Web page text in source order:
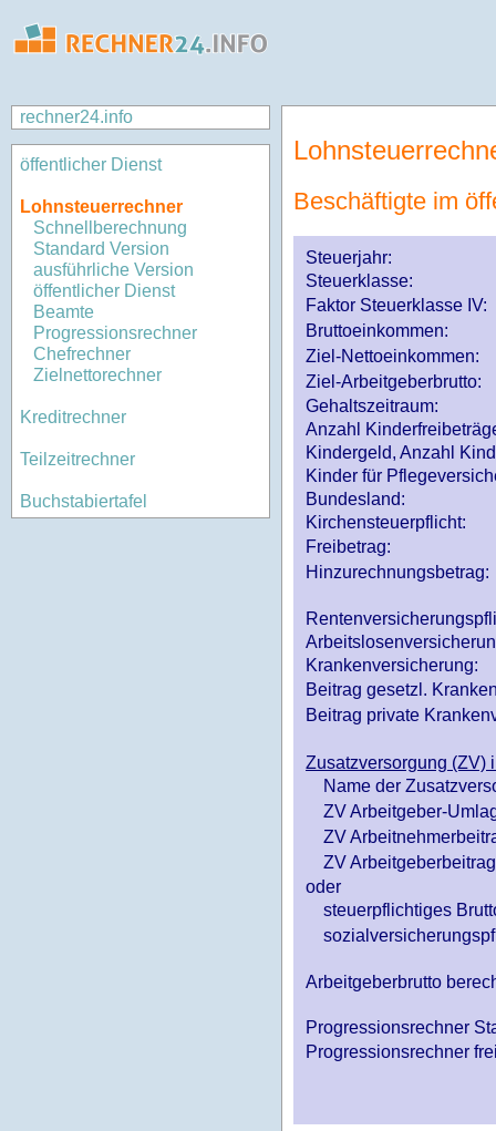
rechner24.info
öffentlicher Dienst
Lohnsteuerrechner
Schnellberechnung
Standard Version
ausführliche Version
öffentlicher Dienst
Beamte
Progressionsrechner
Chefrechner
Zielnettorechner
Kreditrechner
Teilzeitrechner
Buchstabiertafel
Beschäftigte im
Steuerjahr:
Steuerklasse:
Faktor Steuerklasse IV:
Bruttoeinkommen:
Ziel-Nettoeinkommen:
Ziel-Arbeitgeberbrutto:
Gehaltszeitraum:
Anzahl
Kindergeld, Anzahl
Kinder für
Bundesland:
Kirchensteuerpflicht:
Freibetrag:
Hinzurechnungsbetrag:
Krankenversicherung:
Beitrag gesetzl.
Beitrag private
Zusatzversorgung (ZV)
Name der
ZV Arbeitgeber-
ZV
ZV
oder
steuerpflichtiges
Arbeitgeberbrutto
Progressionsrechner
Progressionsrechner